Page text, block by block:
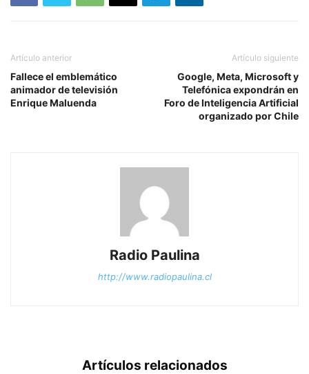
Artículo anterior
Fallece el emblemático
animador de televisión
Enrique Maluenda
Artículo siguiente
Google, Meta, Microsoft y
Telefónica expondrán en
Foro de Inteligencia Artificial
organizado por Chile
Radio Paulina
http://www.radiopaulina.cl
Artículos relacionados